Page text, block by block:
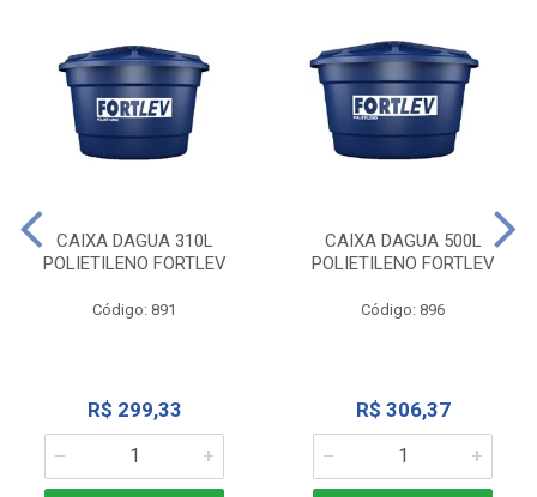
CAIXA DAGUA 310L
POLIETILENO FORTLEV
Código: 891
R$ 299,33
CAIXA DAGUA 500L
POLIETILENO FORTLEV
Código: 896
R$ 306,37